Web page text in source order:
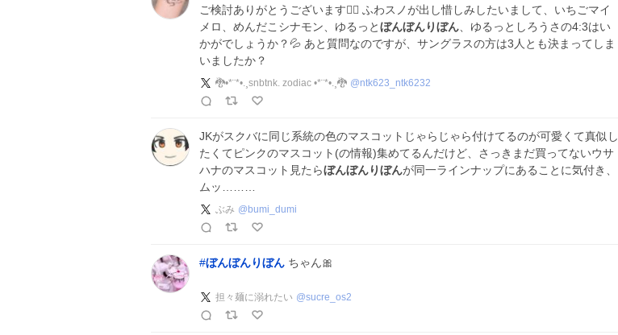
ご検討ありがとうございます🙇‍♀️ ふわスノが出し惜しみしたいまして、いちごマイ
メロ、めんだこシナモン、ゆるっとぼんぼんりぼん 、ゆるっとしろうさの4:3はい
かがでしょうか？💦 あと質問なのですが、サングラスの方は3人とも決まってしま
いましたか？
🐉•*¨*•.¸snbtnk. zodiac •*¨*•.¸🐉 @ntk623_ntk6232
JKがスクバに同じ系統の色のマスコットじゃらじゃら付けてるのが可愛くて真似し
たくてピンクのマスコット(の情報)集めてるんだけど、さっきまだ買ってないウサ
ハナのマスコット見たらぼんぼんりぼんが同一ラインナップにあることに気付き、
ムッ………
ぶみ @ bumi_dumi
#ぼんぼんりぼん ちゃん🎀
担々麺に溺れたい @sucre_os2